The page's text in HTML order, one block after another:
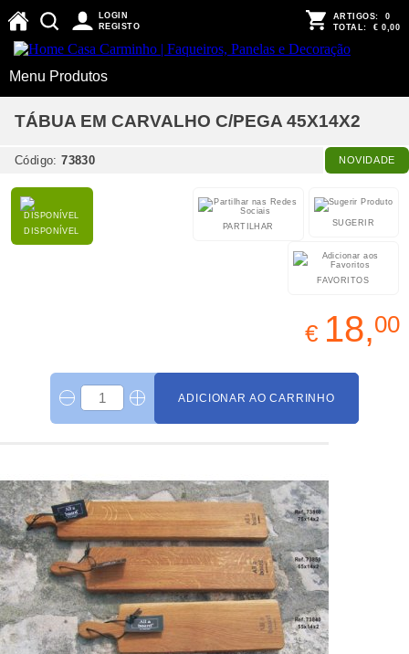
LOGIN
REGISTO
ARTIGOS: 0
TOTAL: € 0,00
Menu Produtos
TÁBUA EM CARVALHO C/PEGA 45X14X2
Código:73830 NOVIDADE
DISPONÍVEL
SUGERIR
PARTILHAR
FAVORITOS
€ 18,00
ADICIONAR AO CARRINHO